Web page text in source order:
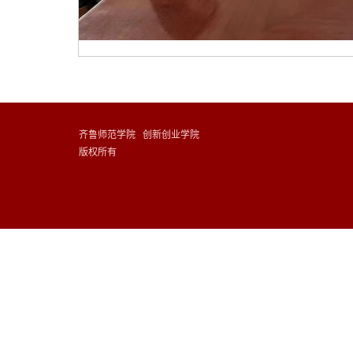
齐鲁师范学院 创新创业学院
版权所有